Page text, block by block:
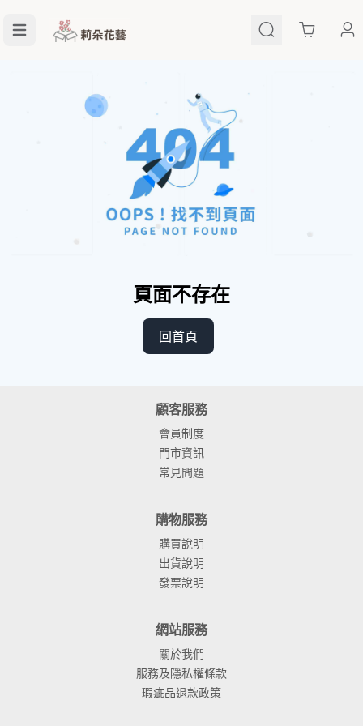
Cart
頁面不存在
回首頁
顧客服務
會員制度
門市資訊
常見問題
購物服務
購買說明
出貨說明
發票說明
網站服務
關於我們
服務及隱私權條款
瑕疵品退款政策